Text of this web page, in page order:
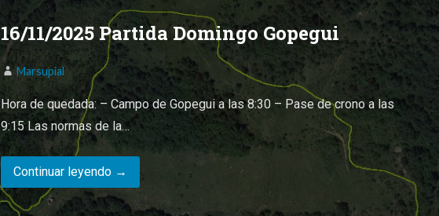
16/11/2025 Partida Domingo Gopegui
Marsupial
Hora de quedada: – Campo de Gopegui a las 8:30 – Pase de crono a las
9:15 Las normas de la…
Continuar leyendo →